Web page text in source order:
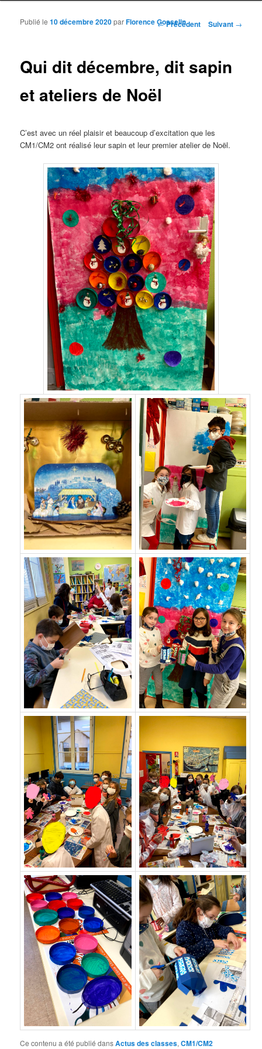
Navigation des articles
←Précédent Suivant →
Qui dit décembre, dit sapin
et ateliers de Noël
Publié le10 décembre 2020parFlorence Gosselin
C’est avec un réel plaisir et beaucoup d’excitation que les
CM1/CM2 ont réalisé leur sapin et leur premier atelier de Noël.
Ce contenu a été publié dansActus des classes,CM1/CM2